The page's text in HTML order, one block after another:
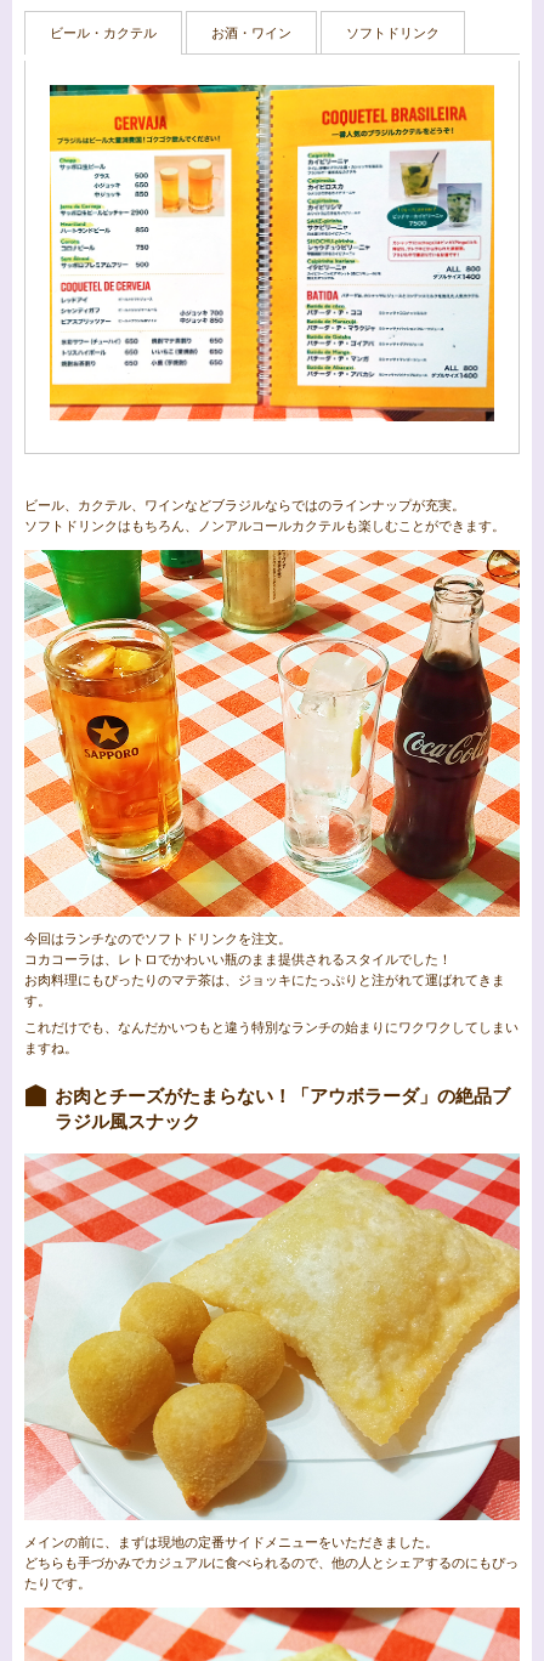
ビール・カクテル お酒・ワイン ソフトドリンク
ビール、カクテル、ワインなどブラジルならではのラインナップが充実。
ソフトドリンクはもちろん、ノンアルコールカクテルも楽しむことができます。
今回はランチなのでソフトドリンクを注文。
コカコーラは、レトロでかわいい瓶のまま提供されるスタイルでした！
お肉料理にもぴったりのマテ茶は、ジョッキにたっぷりと注がれて運ばれてきま
す。
これだけでも、なんだかいつもと違う特別なランチの始まりにワクワクしてしまい
ますね。
お肉とチーズがたまらない！「アウボラーダ」の絶品ブ
ラジル風スナック
メインの前に、まずは現地の定番サイドメニューをいただきました。
どちらも手づかみでカジュアルに食べられるので、他の人とシェアするのにもぴっ
たりです。